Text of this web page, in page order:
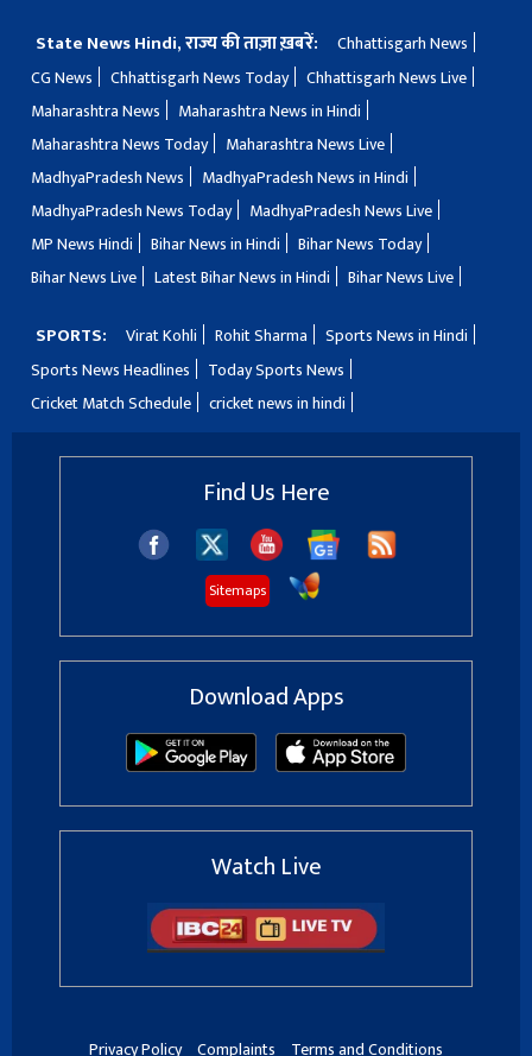
State News Hindi, राज्य की ताज़ा ख़बरें:
Chhattisgarh News
CG News
Chhattisgarh News Today
Chhattisgarh News Live
Maharashtra News
Maharashtra News in Hindi
Maharashtra News Today
Maharashtra News Live
MadhyaPradesh News
MadhyaPradesh News in Hindi
MadhyaPradesh News Today
MadhyaPradesh News Live
MP News Hindi
Bihar News in Hindi
Bihar News Today
Bihar News Live
Latest Bihar News in Hindi Bihar News Live
SPORTS: Virat Kohli Rohit Sharma
Sports News in Hindi
Sports News Headlines
Today Sports News
Cricket Match Schedule
cricket news in hindi
Find Us Here
Sitemaps
Download Apps
Watch Live
Privacy Policy Complaints Terms and Conditions